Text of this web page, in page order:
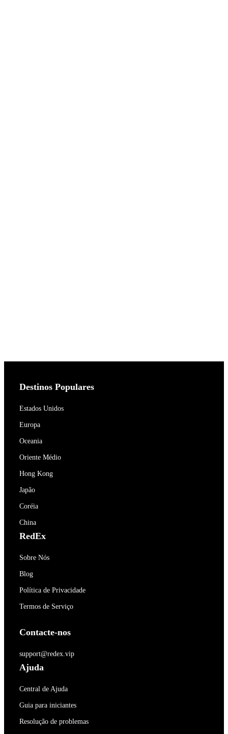
Destinos Populares
Estados Unidos
Europa
Oceania
Oriente Médio
Hong Kong
Japão
Coréia
China
RedEx
Sobre Nós
Blog
Política de Privacidade
Termos de Serviço
Contacte-nos
support@redex.vip
Ajuda
Central de Ajuda
Guia para iniciantes
Resolução de problemas